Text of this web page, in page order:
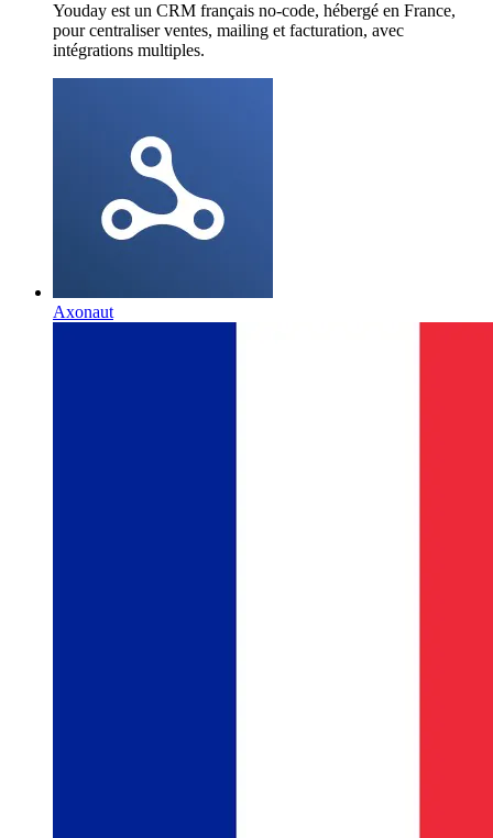
Youday est un CRM français no-code, hébergé en France,
pour centraliser ventes, mailing et facturation, avec
intégrations multiples.
Axonaut